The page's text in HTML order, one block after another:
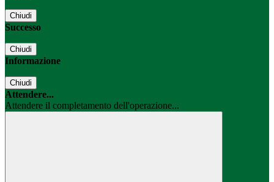
Chiudi
Successo
Chiudi
Informazione
Chiudi
Attendere...
Attendere il completamento dell'operazione...